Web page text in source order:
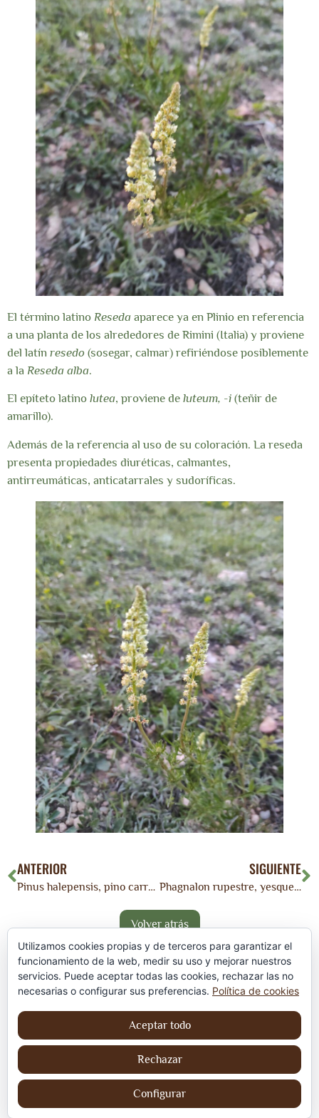
El término latino Reseda aparece ya en Plinio en referencia
a una planta de los alrededores de Rimini (Italia) y proviene
del latín resedo (sosegar, calmar) refiriéndose posiblemente
a la Reseda alba.
El epíteto latino lutea, proviene de luteum, -i (teñir de
amarillo).
Además de la referencia al uso de su coloración. La reseda
presenta propiedades diuréticas, calmantes,
antirreumáticas, anticatarrales y sudoríficas.
ANTERIOR
Pinus halepensis, pino carrasco, pi blanc
SIGUIENTE
Phagnalon rupestre, yesquera, ges, tomillo blanco, mançanilla borda, hierba del riñón, ullastre de frare
Política de privacidad
Aviso Legal
Utilizamos cookies propias y de terceros para garantizar el
funcionamiento de la web, medir su uso y mejorar nuestros
servicios. Puede aceptar todas las cookies, rechazar las no
necesarias o configurar sus preferencias. Política de cookies
Aceptar todo
Rechazar
Configurar